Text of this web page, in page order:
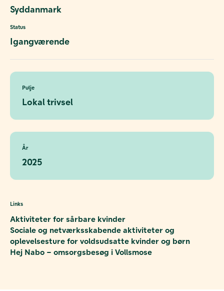
Syddanmark
Status
Igangværende
Pulje
Lokal trivsel
År
2025
Links
Aktiviteter for sårbare kvinder
Sociale og netværksskabende aktiviteter og
oplevelsesture for voldsudsatte kvinder og børn
Hej Nabo – omsorgsbesøg i Vollsmose